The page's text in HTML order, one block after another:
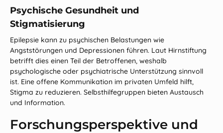
Psychische Gesundheit und
Stigmatisierung
Epilepsie kann zu psychischen Belastungen wie
Angststörungen und Depressionen führen. Laut Hirnstiftung
betrifft dies einen Teil der Betroffenen, weshalb
psychologische oder psychiatrische Unterstützung sinnvoll
ist. Eine offene Kommunikation im privaten Umfeld hilft,
Stigma zu reduzieren. Selbsthilfegruppen bieten Austausch
und Information.
Forschungsperspektive und